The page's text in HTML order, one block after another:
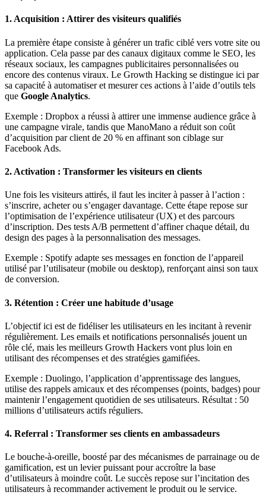
1.Acquisition : Attirer des visiteurs qualifiés
La première étape consiste à générer un trafic ciblé vers votre site ou
application. Cela passe par des canaux digitaux comme le SEO, les
réseaux sociaux, les campagnes publicitaires personnalisées ou
encore des contenus viraux. Le Growth Hacking se distingue ici par
sa capacité à automatiser et mesurer ces actions à l’aide d’outils tels
que Google Analytics.
Exemple : Dropbox a réussi à attirer une immense audience grâce à
une campagne virale, tandis que ManoMano a réduit son coût
d’acquisition par client de 20 % en affinant son ciblage sur
Facebook Ads.
2. Activation : Transformer les visiteurs en clients
Une fois les visiteurs attirés, il faut les inciter à passer à l’action :
s’inscrire, acheter ou s’engager davantage. Cette étape repose sur
l’optimisation de l’expérience utilisateur (UX) et des parcours
d’inscription. Des tests A/B permettent d’affiner chaque détail, du
design des pages à la personnalisation des messages.
Exemple : Spotify adapte ses messages en fonction de l’appareil
utilisé par l’utilisateur (mobile ou desktop), renforçant ainsi son taux
de conversion.
3. Rétention : Créer une habitude d’usage
L’objectif ici est de fidéliser les utilisateurs en les incitant à revenir
régulièrement. Les emails et notifications personnalisés jouent un
rôle clé, mais les meilleurs Growth Hackers vont plus loin en
utilisant des récompenses et des stratégies gamifiées.
Exemple : Duolingo, l’application d’apprentissage des langues,
utilise des rappels amicaux et des récompenses (points, badges) pour
maintenir l’engagement quotidien de ses utilisateurs. Résultat : 50
millions d’utilisateurs actifs réguliers.
4. Referral : Transformer ses clients en ambassadeurs
Le bouche-à-oreille, boosté par des mécanismes de parrainage ou de
gamification, est un levier puissant pour accroître la base
d’utilisateurs à moindre coût. Le succès repose sur l’incitation des
utilisateurs à recommander activement le produit ou le service.